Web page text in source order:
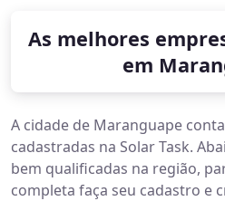
As melhores
em
A cidade de Maranguape
cadastradas na Solar Task.
bem qualificadas na região,
completa faça seu cadastro e